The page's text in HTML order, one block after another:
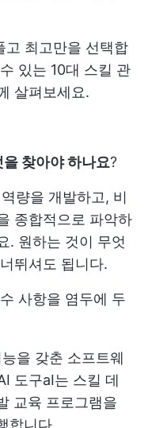
고 최고만을 선택합
있는 10대 스킬 관
살펴보세요.
찾아야 하나요?
량을 개발하고, 비
종합적으로 파악하
. 원하는 것이 무엇
뛰셔도 됩니다.
사항을 염두에 두
을 갖춘 소프트웨
도구aI는 스킬 데
교육 프로그램을
합니다